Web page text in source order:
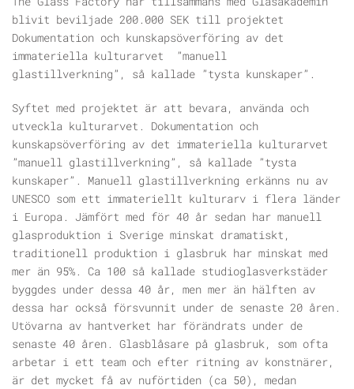
blivit beviljade 200.000 SEK till projektet
Dokumentation och kunskapsöverföring av det
immateriella kulturarvet ”manuell
glastillverkning”, så kallade ”tysta kunskaper”.
Syftet med projektet är att bevara, använda och
utveckla kulturarvet. Dokumentation och
kunskapsöverföring av det immateriella kulturarvet
”manuell glastillverkning”, så kallade ”tysta
kunskaper”. Manuell glastillverkning erkänns nu av
UNESCO som ett immateriellt kulturarv i flera länder
i Europa. Jämfört med för 40 år sedan har manuell
glasproduktion i Sverige minskat dramatiskt,
traditionell produktion i glasbruk har minskat med
mer än 95%. Ca 100 så kallade studioglas­verkstäder
byggdes under dessa 40 år, men mer än hälften av
dessa har också försvunnit under de senaste 20 åren.
Utövarna av hantverket har förändrats under de
senaste 40 åren. Glasblåsare på glasbruk, som ofta
arbetar i ett team och efter ritning av konstnärer,
är det mycket få av nuförtiden (ca 50), medan